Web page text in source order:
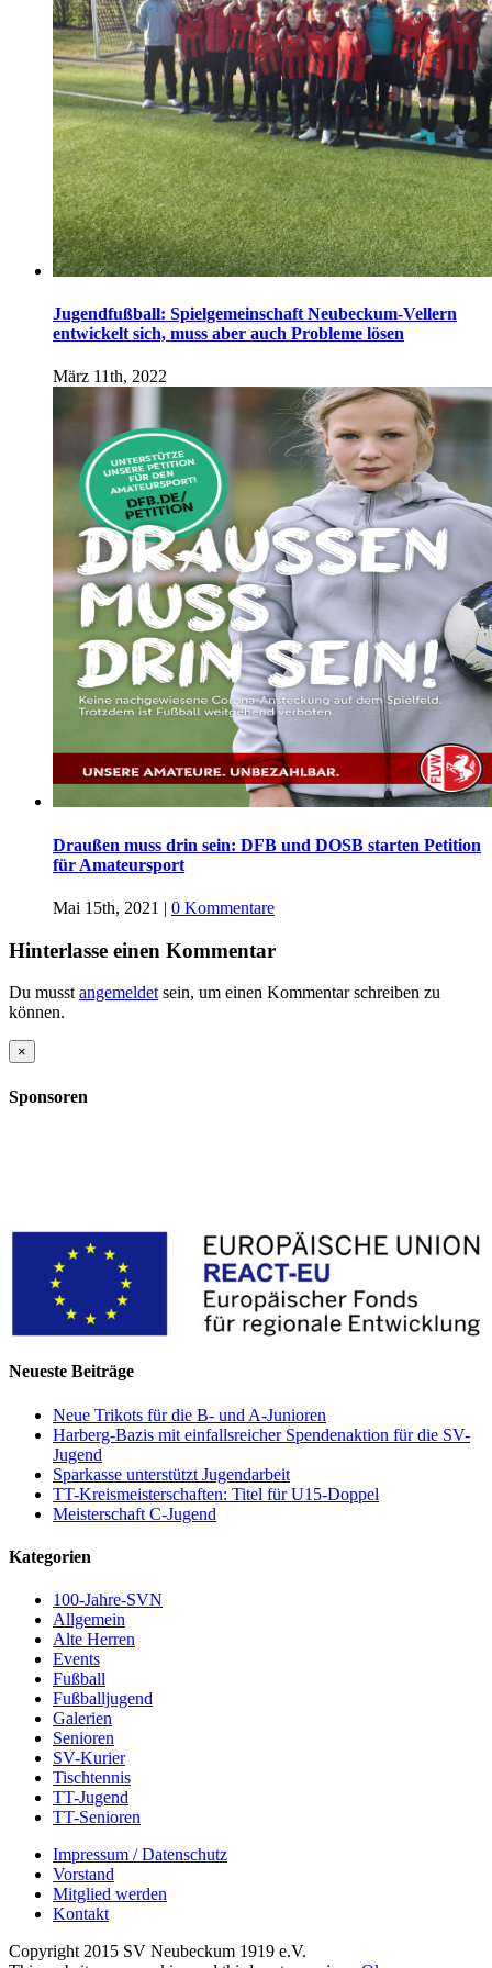
Jugendfußball: Spielgemeinschaft Neubeckum-Vellern
entwickelt sich, muss aber auch Probleme lösen
März 11th, 2022
Draußen muss drin sein: DFB und DOSB starten Petition
für Amateursport
Mai 15th, 2021 | 0 Kommentare
Hinterlasse einen Kommentar
Du musstangemeldetsein, um einen Kommentar schreiben zu
können.
Close
product
view
×
Sponsoren
Neueste Beiträge
Neue Trikots für die B- und A-Junioren
Harberg-Bazis mit einfallsreicher Spendenaktion für die SV-
Jugend
Sparkasse unterstützt Jugendarbeit
TT-Kreismeisterschaften: Titel für U15-Doppel
Meisterschaft C-Jugend
Kategorien
100-Jahre-SVN
Allgemein
Alte Herren
Events
Fußball
Fußballjugend
Galerien
Senioren
SV-Kurier
Tischtennis
TT-Jugend
TT-Senioren
Impressum / Datenschutz
Vorstand
Mitglied werden
Kontakt
Copyright 2015 SV Neubeckum 1919 e.V.